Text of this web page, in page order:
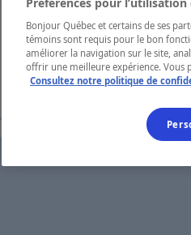
Bonjour Québec et certains de ses
témoins sont requis pour le bon
améliorer la navigation sur le site,
offrir une meilleure expérience. Vous
Consultez notre politique de